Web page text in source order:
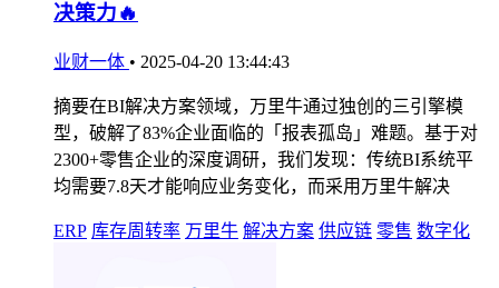
决策力🔥
业财一体 • 2025-04-20 13:44:43
摘要在BI解决方案领域，万里牛通过独创的三引擎模
型，破解了83%企业面临的「报表孤岛」难题。基于对
2300+零售企业的深度调研，我们发现：传统BI系统平
均需要7.8天才能响应业务变化，而采用万里牛解决
ERP 库存周转率 万里牛 解决方案 供应链 零售 数字化